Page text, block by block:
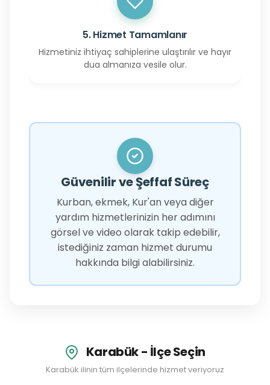
5. Hizmet Tamamlanır
Hizmetiniz ihtiyaç sahiplerine ulaştırılır ve hayır
dua almanıza vesile olur.
Güvenilir ve Şeffaf Süreç
Kurban, ekmek, Kur'an veya diğer
yardım hizmetlerinizin her adımını
görsel ve video olarak takip edebilir,
istediğiniz zaman hizmet durumu
hakkında bilgi alabilirsiniz.
Karabük - İlçe Seçin
Karabük ilinin tüm ilçelerinde hizmet veriyoruz